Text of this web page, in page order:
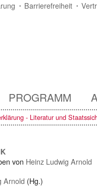
Barrierefreiheit
PROGRAMM
- Literatur und
von Heinz Ludwig Arnold
Arnold (Hg.)